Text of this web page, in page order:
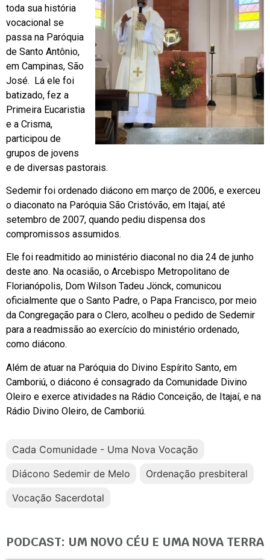
toda sua história
vocacional se
passa na Paróquia
de Santo Antônio,
em Campinas, São
José. Lá ele foi
batizado, fez a
Primeira Eucaristia
e a Crisma,
participou de
grupos de jovens
e de diversas pastorais.
Sedemir foi ordenado diácono em março de 2006, e exerceu
o diaconato na Paróquia São Cristóvão, em Itajaí, até
setembro de 2007, quando pediu dispensa dos
compromissos assumidos.
Ele foi readmitido ao ministério diaconal no dia 24 de junho
deste ano. Na ocasião, o Arcebispo Metropolitano de
Florianópolis, Dom Wilson Tadeu Jönck, comunicou
oficialmente que o Santo Padre, o Papa Francisco, por meio
da Congregação para o Clero, acolheu o pedido de Sedemir
para a readmissão ao exercício do ministério ordenado,
como diácono.
Além de atuar na Paróquia do Divino Espírito Santo, em
Camboriú, o diácono é consagrado da Comunidade Divino
Oleiro e exerce atividades na Rádio Conceição, de Itajaí, e na
Rádio Divino Oleiro, de Camboriú.
Cada Comunidade - Uma Nova Vocação
Diácono Sedemir de Melo
Ordenação presbiteral
Vocação Sacerdotal
PODCAST: UM NOVO CÉU E UMA NOVA TERRA